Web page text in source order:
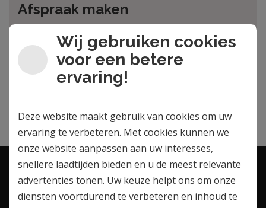
Afspraak maken
Geinteresseerd? Maak een afspraak via het
afspraakformulier
Maak een afspraak
Contactgegevens
Wij gebruiken cookies
voor een betere
ervaring!
Deze website maakt gebruik van cookies om uw
ervaring te verbeteren. Met cookies kunnen we
onze website aanpassen aan uw interesses,
snellere laadtijden bieden en u de meest relevante
advertenties tonen. Uw keuze helpt ons om onze
diensten voortdurend te verbeteren en inhoud te